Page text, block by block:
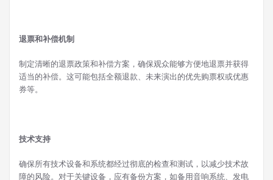
退票和补偿机制
制定清晰的退票政策和补偿方案，确保观众能够方便地退票并获得
适当的补偿。这可能包括全额退款、未来演出的优先购票权或优惠
券等。
技术支持
确保所有技术设备和系统都经过彻底的检查和测试，以减少技术故
障的风险。对于关键设备，应有备份方案，如备用音响系统、发电